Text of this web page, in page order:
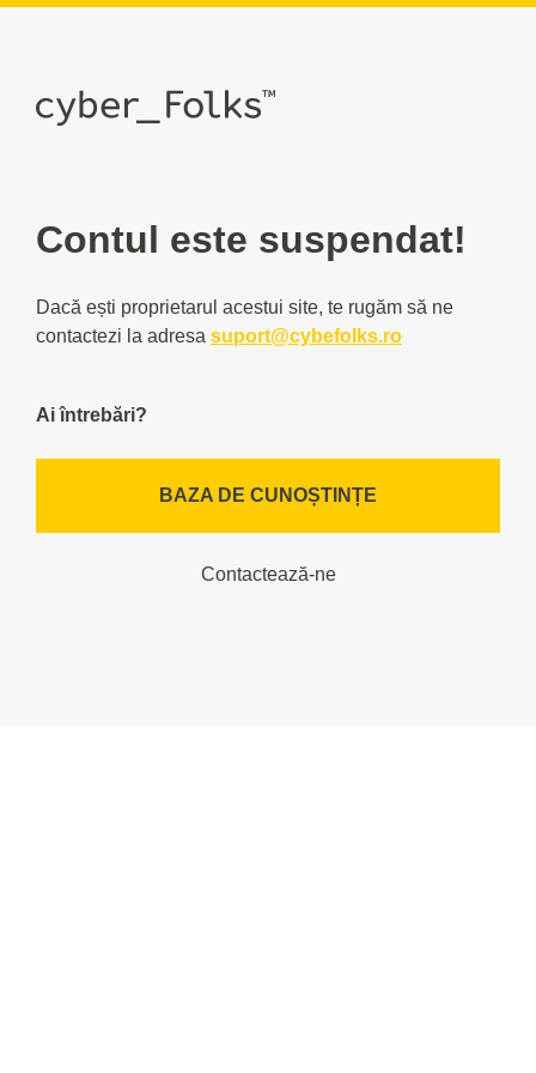
Contul este suspendat!
Dacă ești proprietarul acestui site, te rugăm să ne
contactezi la adresa suport@cybefolks.ro
Ai întrebări?
BAZA DE CUNOȘTINȚE
Contactează-ne